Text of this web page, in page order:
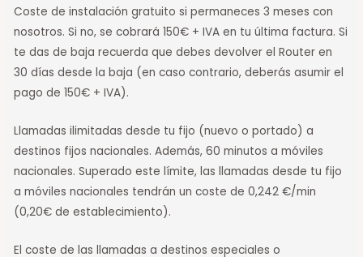
Coste de instalación gratuito si permaneces 3 meses con
nosotros. Si no, se cobrará 150€ + IVA en tu última factura. Si
te das de baja recuerda que debes devolver el Router en
30 días desde la baja (en caso contrario, deberás asumir el
pago de 150€ + IVA).
Llamadas ilimitadas desde tu fijo (nuevo o portado) a
destinos fijos nacionales. Además, 60 minutos a móviles
nacionales. Superado este límite, las llamadas desde tu fijo
a móviles nacionales tendrán un coste de 0,242 €/min
(0,20€ de establecimiento).
El coste de las llamadas a destinos especiales o